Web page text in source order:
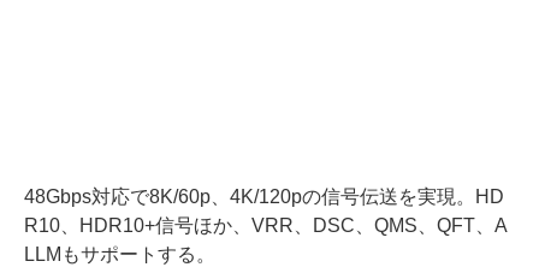
48Gbps対応で8K/60p、4K/120pの信号伝送を実現。HD
R10、HDR10+信号ほか、VRR、DSC、QMS、QFT、A
LLMもサポートする。